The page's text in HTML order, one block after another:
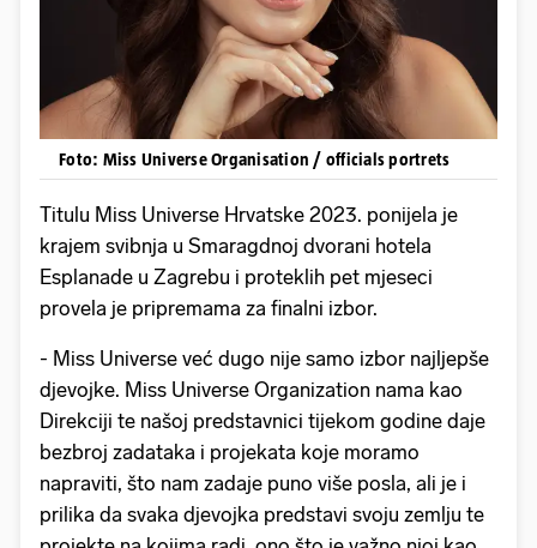
Foto: Miss Universe Organisation / officials portrets
Titulu Miss Universe Hrvatske 2023. ponijela je
krajem svibnja u Smaragdnoj dvorani hotela
Esplanade u Zagrebu i proteklih pet mjeseci
provela je pripremama za finalni izbor.
- Miss Universe već dugo nije samo izbor najljepše
djevojke. Miss Universe Organization nama kao
Direkciji te našoj predstavnici tijekom godine daje
bezbroj zadataka i projekata koje moramo
napraviti, što nam zadaje puno više posla, ali je i
prilika da svaka djevojka predstavi svoju zemlju te